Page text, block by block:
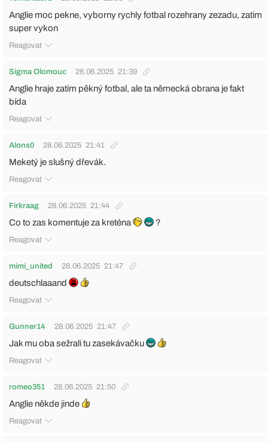
Anglie moc pekne, vyborny rychly fotbal rozehrany zezadu, zatim
super vykon
Reagovat
Sigma Olomouc 28.06.2025 21:39
Anglie hraje zatím pěkný fotbal, ale ta německá obrana je fakt
bída
Reagovat
Alons0 28.06.2025 21:41
Meketý je slušný dřevák.
Reagovat
Firkraag 28.06.2025 21:44
Co to zas komentuje za kreténa ?
Reagovat
mimi_united 28.06.2025 21:47
deutschlaaand
Reagovat
Gunner14 28.06.2025 21:47
Jak mu oba sežrali tu zasekávačku
Reagovat
romeo351 28.06.2025 21:50
Anglie někde jinde
Reagovat